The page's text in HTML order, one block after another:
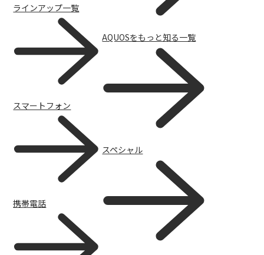
サポート
ラインアップ一覧
スマートフォン
携帯電話
AQUOSをもっと知る一覧
スペシャル